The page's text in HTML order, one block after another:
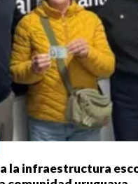
la infraestructura